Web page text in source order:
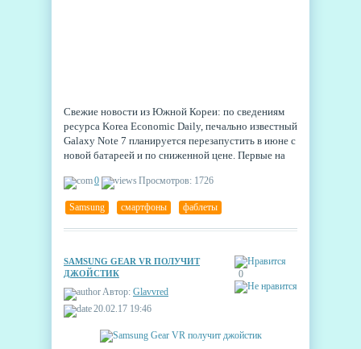
Свежие новости из Южной Кореи: по сведениям
ресурса Korea Economic Daily, печально известный
Galaxy Note 7 планируется перезапустить в июне с
новой батареей и по сниженной цене. Первые на
0 Просмотров: 1726
Samsung смартфоны фаблеты
0
SAMSUNG GEAR VR ПОЛУЧИТ
ДЖОЙСТИК
Автор: Glavvred
20.02.17 19:46